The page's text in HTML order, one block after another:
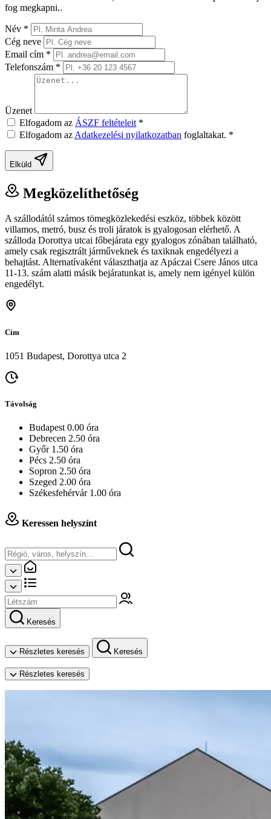
fog megkapni..
Név *
Cég neve
Email cím *
Telefonszám *
Üzenet
Elfogadom az ÁSZF feltételeit *
Elfogadom az Adatkezelési nyilatkozatban foglaltakat. *
Elküld
Megközelíthetőség
A szállodától számos tömegközlekedési eszköz, többek között
villamos, metró, busz és troli járatok is gyalogosan elérhető. A
szálloda Dorottya utcai főbejárata egy gyalogos zónában található,
amely csak regisztrált járműveknek és taxiknak engedélyezi a
behajtást. Alternatívaként választhatja az Apáczai Csere János utca
11-13. szám alatti másik bejáratunkat is, amely nem igényel külön
engedélyt.
Cím
1051 Budapest, Dorottya utca 2
Távolság
Budapest 0.00 óra
Debrecen 2.50 óra
Győr 1.50 óra
Pécs 2.50 óra
Sopron 2.50 óra
Szeged 2.00 óra
Székesfehérvár 1.00 óra
Keressen helyszínt
Keresés
Részletes keresés Keresés
Részletes keresés